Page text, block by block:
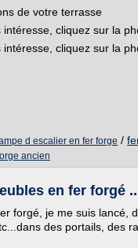
de votre terrasse
cliquez sur la
cliquez sur la
d escalier en fer forge /
ancien
en fer forgé
forgé, je me suis lancé,
des portails, des